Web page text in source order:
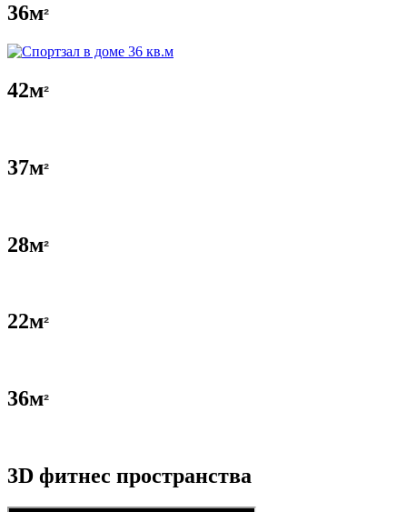
36м²
42м²
37м²
28м²
22м²
36м²
3D фитнес пространства